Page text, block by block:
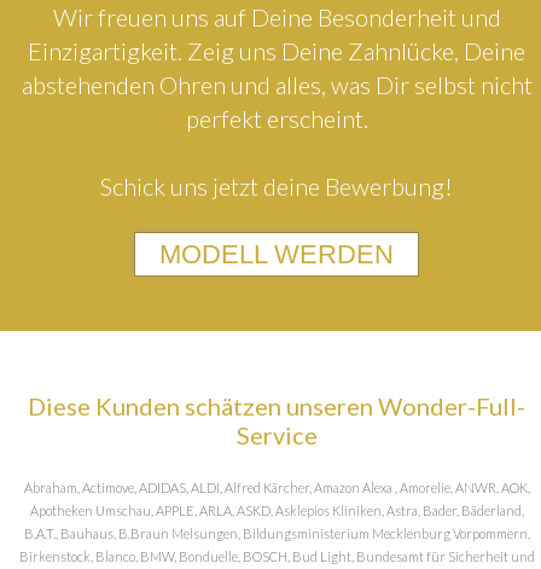
Wir freuen uns auf Deine Besonderheit und
Einzigartigkeit. Zeig uns Deine Zahnlücke, Deine
abstehenden Ohren und alles, was Dir selbst nicht
perfekt erscheint.
Schick uns jetzt deine Bewerbung!
MODELL WERDEN
Diese Kunden schätzen unseren Wonder-Full-
Service
Abraham, Actimove, ADIDAS, ALDI, Alfred Kärcher, Amazon Alexa , Amorelie, ANWR, AOK,
Apotheken Umschau, APPLE, ARLA, ASKD, Asklepios Kliniken, Astra, Bader, Bäderland,
B.A.T., Bauhaus, B.Braun Melsungen, Bildungsministerium Mecklenburg Vorpommern,
Birkenstock, Blanco, BMW, Bonduelle, BOSCH, Bud Light, Bundesamt für Sicherheit und